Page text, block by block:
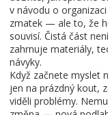
v návodu o
zmatek — ale to, že
souvisí. Čistá část
zahrnuje materiály,
návyky.
Když začnete myslet
jen na prázdný kout,
viděli problémy.